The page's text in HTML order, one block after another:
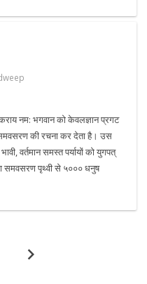
नम: भगवान को केवलज्ञान प्रगट
समवसरण की रचना कर देता है। उस
वर्तमान समस्त पर्यायों को युगपत्
समवसरण पृथ्वी से ५००० धनुष